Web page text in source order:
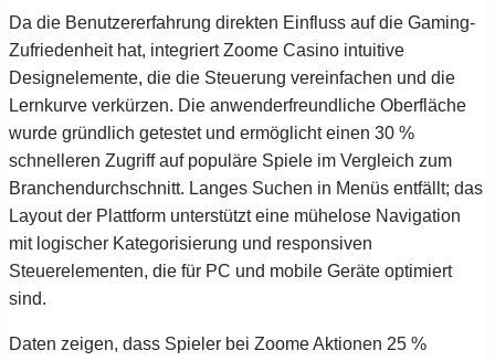
Da die Benutzererfahrung direkten Einfluss auf die Gaming-
Zufriedenheit hat, integriert Zoome Casino intuitive
Designelemente, die die Steuerung vereinfachen und die
Lernkurve verkürzen. Die anwenderfreundliche Oberfläche
wurde gründlich getestet und ermöglicht einen 30 %
schnelleren Zugriff auf populäre Spiele im Vergleich zum
Branchendurchschnitt. Langes Suchen in Menüs entfällt; das
Layout der Plattform unterstützt eine mühelose Navigation
mit logischer Kategorisierung und responsiven
Steuerelementen, die für PC und mobile Geräte optimiert
sind.
Daten zeigen, dass Spieler bei Zoome Aktionen 25 %